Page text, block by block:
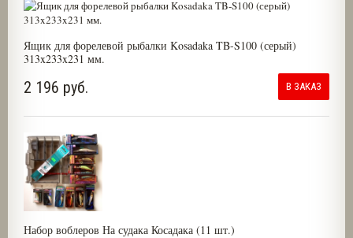
Ящик для форелевой рыбалки Kosadaka TB-S100 (серый)
313x233x231 мм.
2 196 руб. В ЗАКАЗ
Набор воблеров На судака Косадака (11 шт.)